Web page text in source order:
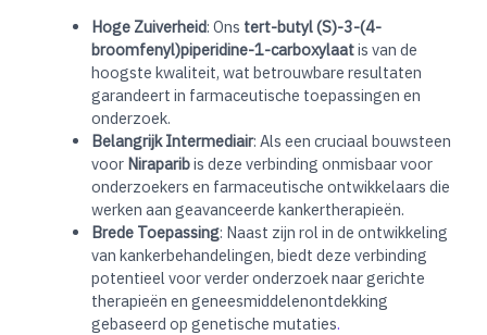
Hoge Zuiverheid: Ons tert-butyl (S)-3-(4-
broomfenyl)piperidine-1-carboxylaatis van de
hoogste kwaliteit, wat betrouwbare resultaten
garandeert in farmaceutische toepassingen en
onderzoek.
Belangrijk Intermediair: Als een cruciaal bouwsteen
voor Niraparibis deze verbinding onmisbaar voor
onderzoekers en farmaceutische ontwikkelaars die
werken aan geavanceerde kankertherapieën.
Brede Toepassing: Naast zijn rol in de ontwikkeling
van kankerbehandelingen, biedt deze verbinding
potentieel voor verder onderzoek naar gerichte
therapieën en geneesmiddelenontdekking
gebaseerd op genetische mutaties.